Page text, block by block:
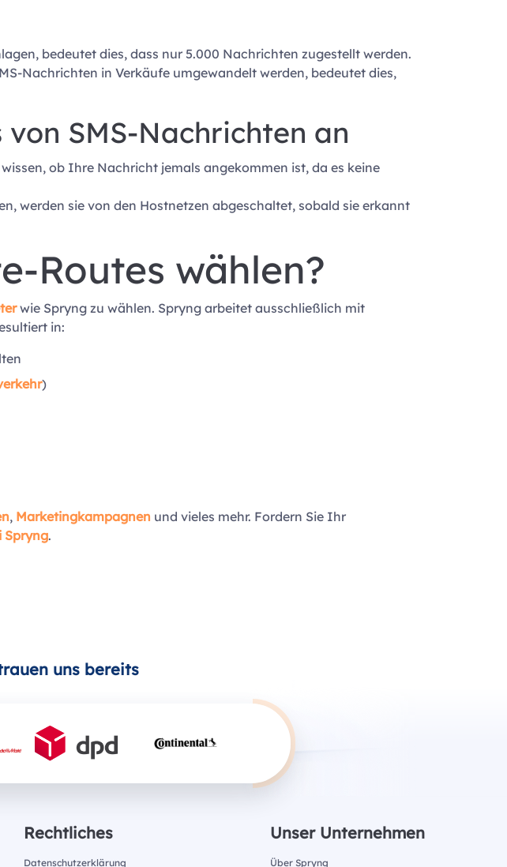
bedeutet dies, dass nur 5.000 Nachrichten zugestellt werden.
Nachrichten in Verkäufe umgewandelt werden, bedeutet dies,
SMS-Nachrichten an
ob Ihre Nachricht jemals angekommen ist, da es keine
werden sie von den Hostnetzen abgeschaltet, sobald sie erkannt
Routes wählen?
wie Spryng zu wählen. Spryng arbeitet ausschließlich mit
in:
)
, Marketingkampagnen und vieles mehr. Fordern Sie Ihr
Spryng.
uns bereits
Rechtliches
Datenschutzerklärung
Unser Unternehmen
Über Spryng